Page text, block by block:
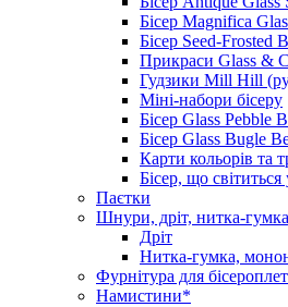
Бісер Magnifica
Бісер Seed-Frosted
Прикраси Glass &
Гудзики Mill Hill
Міні-набори бісеру
Бісер Glass Pebble
Бісер Glass Bugle
Карти кольорів та
Бісер, що світиться
Паєтки
Шнури, дріт, нитка-
Дріт
Нитка-гумка,
Фурнітура для
Намистини*